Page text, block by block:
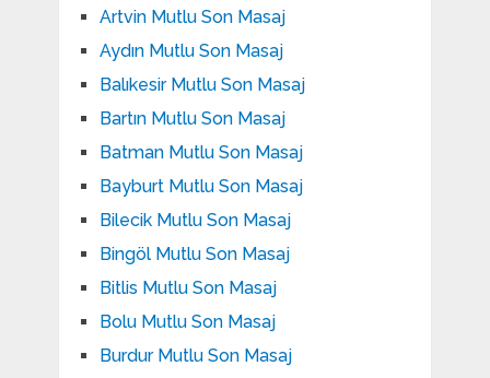
Artvin Mutlu Son Masaj
Aydın Mutlu Son Masaj
Balıkesir Mutlu Son Masaj
Bartın Mutlu Son Masaj
Batman Mutlu Son Masaj
Bayburt Mutlu Son Masaj
Bilecik Mutlu Son Masaj
Bingöl Mutlu Son Masaj
Bitlis Mutlu Son Masaj
Bolu Mutlu Son Masaj
Burdur Mutlu Son Masaj